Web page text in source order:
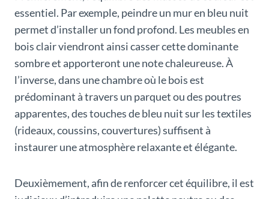
essentiel. Par exemple, peindre un mur en bleu nuit
permet d’installer un fond profond. Les meubles en
bois clair viendront ainsi casser cette dominante
sombre et apporteront une note chaleureuse. À
l’inverse, dans une chambre où le bois est
prédominant à travers un parquet ou des poutres
apparentes, des touches de bleu nuit sur les textiles
(rideaux, coussins, couvertures) suffisent à
instaurer une atmosphère relaxante et élégante.
Deuxièmement, afin de renforcer cet équilibre, il est